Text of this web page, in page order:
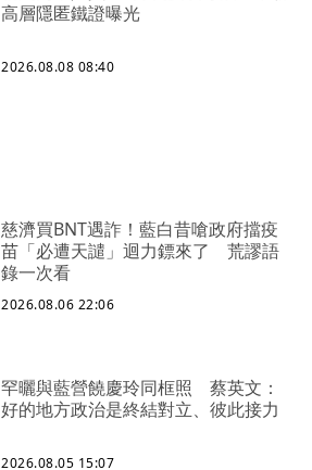
高層隱匿鐵證曝光
2026.08.08 08:40
慈濟買BNT遇詐！藍白昔嗆政府擋疫
苗「必遭天譴」迴力鏢來了 荒謬語
錄一次看
2026.08.06 22:06
罕曬與藍營饒慶玲同框照 蔡英文：
好的地方政治是終結對立、彼此接力
2026.08.05 15:07